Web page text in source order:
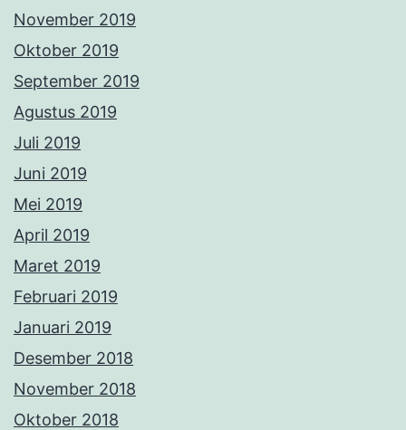
November 2019
Oktober 2019
September 2019
Agustus 2019
Juli 2019
Juni 2019
Mei 2019
April 2019
Maret 2019
Februari 2019
Januari 2019
Desember 2018
November 2018
Oktober 2018